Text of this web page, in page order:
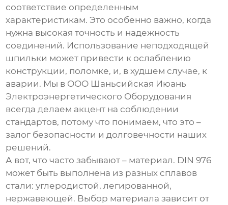
соответствие определенным
характеристикам. Это особенно важно, когда
нужна высокая точность и надежность
соединений. Использование неподходящей
шпильки может привести к ослаблению
конструкции, поломке, и, в худшем случае, к
аварии. Мы в ООО Шаньсийская Июань
Электроэнергетического Оборудования
всегда делаем акцент на соблюдении
стандартов, потому что понимаем, что это –
залог безопасности и долговечности наших
решений.
А вот, что часто забывают – материал. DIN 976
может быть выполнена из разных сплавов
стали: углеродистой, легированной,
нержавеющей. Выбор материала зависит от